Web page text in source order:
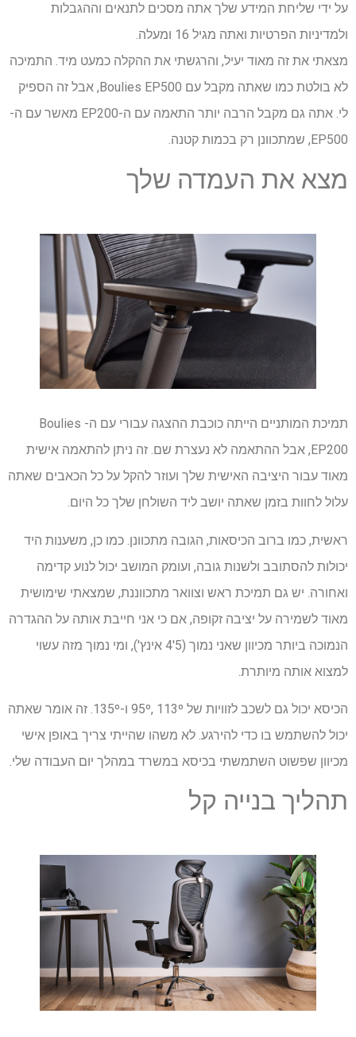
על ידי שליחת המידע שלך אתה מסכים לתנאים וההגבלות
ולמדיניות הפרטיות ואתה מגיל 16 ומעלה.
מצאתי את זה מאוד יעיל, והרגשתי את ההקלה כמעט מיד. התמיכה
לא בולטת כמו שאתה מקבל עם Boulies EP500, אבל זה הספיק
לי. אתה גם מקבל הרבה יותר התאמה עם ה-EP200 מאשר עם ה-
EP500, שמתכוונן רק בכמות קטנה.
מצא את העמדה שלך
תמיכת המותניים הייתה כוכבת ההצגה עבורי עם ה- Boulies
EP200, אבל ההתאמה לא נעצרת שם. זה ניתן להתאמה אישית
מאוד עבור היציבה האישית שלך ועוזר להקל על כל הכאבים שאתה
עלול לחוות בזמן שאתה יושב ליד השולחן שלך כל היום.
ראשית, כמו ברוב הכיסאות, הגובה מתכוונן. כמו כן, משענות היד
יכולות להסתובב ולשנות גובה, ועומק המושב יכול לנוע קדימה
ואחורה. יש גם תמיכת ראש וצוואר מתכווננת, שמצאתי שימושית
מאוד לשמירה על יציבה זקופה, אם כי אני חייבת אותה על ההגדרה
הנמוכה ביותר מכיוון שאני נמוך (5'4 אינץ'), ומי נמוך מזה עשוי
למצוא אותה מיותרת.
הכיסא יכול גם לשכב לזוויות של 95º, 113º ו-135º. זה אומר שאתה
יכול להשתמש בו כדי להירגע. לא משהו שהייתי צריך באופן אישי
מכיוון שפשוט השתמשתי בכיסא במשרד במהלך יום העבודה שלי.
תהליך בנייה קל